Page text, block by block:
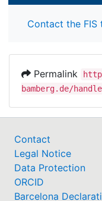
Contact the FIS
Permalink
bamberg.de/
Contact
Legal Notice
Data Protection
ORCID
Barcelona